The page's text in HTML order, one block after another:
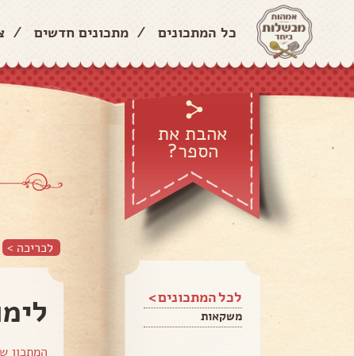
כל המתכונים / מתכונים חדשים /
אהבת את
הספר?
לכל המתכונים >
משקאות
לכריכה >
המתכון